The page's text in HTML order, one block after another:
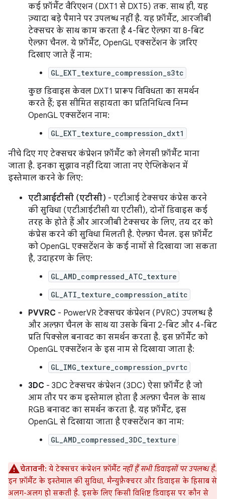
कई फ़ॉर्मैट वैरिएशन (DXT1 से DXT5) तक. साथ ही, यह
ज़्यादा बड़े पैमाने पर उपलब्ध नहीं है. यह फ़ॉर्मैट, आरजीबी
टेक्सचर के साथ काम करता है 4-बिट ऐल्फ़ा या 8-बिट
ऐल्फ़ा चैनल. ये फ़ॉर्मैट, OpenGL एक्सटेंशन के ज़रिए
दिखाए जाते हैं नाम:
GL_EXT_texture_compression_s3tc
कुछ डिवाइस केवल DXT1 प्रारूप विविधता का समर्थन
करते हैं; इस सीमित सहायता का प्रतिनिधित्व निम्न
OpenGL एक्सटेंशन नाम:
GL_EXT_texture_compression_dxt1
नीचे दिए गए टेक्सचर कंप्रेशन फ़ॉर्मैट को लेगसी फ़ॉर्मैट माना
जाता है. इनका सुझाव नहीं दिया जाता नए ऐप्लिकेशन में
इस्तेमाल करने के लिए:
एटीआईटीसी (एटीसी) - एटीआई टेक्सचर कंप्रेस करने
की सुविधा (एटीआईटीसी या एटीसी), दोनों डिवाइस कई
तरह के होते हैं और आरजीबी टेक्सचर के लिए, तय दर को
कंप्रेस करने की सुविधा मिलती है. ऐल्फ़ा चैनल. इस फ़ॉर्मैट
को OpenGL एक्सटेंशन के कई नामों से दिखाया जा सकता
है, उदाहरण के लिए:
GL_AMD_compressed_ATC_texture
GL_ATI_texture_compression_atitc
PVVRC - PowerVR टेक्सचर कंप्रेशन (PVRC) उपलब्ध है
और अल्फ़ा चैनल के साथ या उसके बिना 2-बिट और 4-बिट
प्रति पिक्सेल बनावट का समर्थन करता है. इस फ़ॉर्मैट को
OpenGL एक्सटेंशन के इस नाम से दिखाया जाता है:
GL_IMG_texture_compression_pvrtc
3DC - 3DC टेक्सचर कंप्रेशन (3DC) ऐसा फ़ॉर्मैट है जो
आम तौर पर कम इस्तेमाल होता है अल्फ़ा चैनल के साथ
RGB बनावट का समर्थन करता है. यह फ़ॉर्मैट, इस
OpenGL से दिखाया जाता है एक्सटेंशन का नाम:
GL_AMD_compressed_3DC_texture
चेतावनी: ये टेक्सचर कंप्रेशन फ़ॉर्मैट नहीं हैं सभी डिवाइसों पर उपलब्ध है.
इन फ़ॉर्मैट के इस्तेमाल की सुविधा, मैन्युफ़ैक्चरर और डिवाइस के हिसाब से
अलग-अलग हो सकती है. इसके लिए किसी विशिष्ट डिवाइस पर कौन से